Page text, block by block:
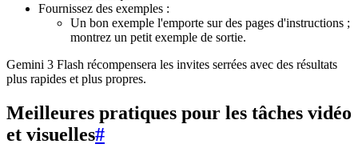
Fournissez des exemples :
Un bon exemple l'emporte sur des pages d'instructions ;
montrez un petit exemple de sortie.
Gemini 3 Flash récompensera les invites serrées avec des résultats
plus rapides et plus propres.
Meilleures pratiques pour les tâches vidéo
et visuelles#